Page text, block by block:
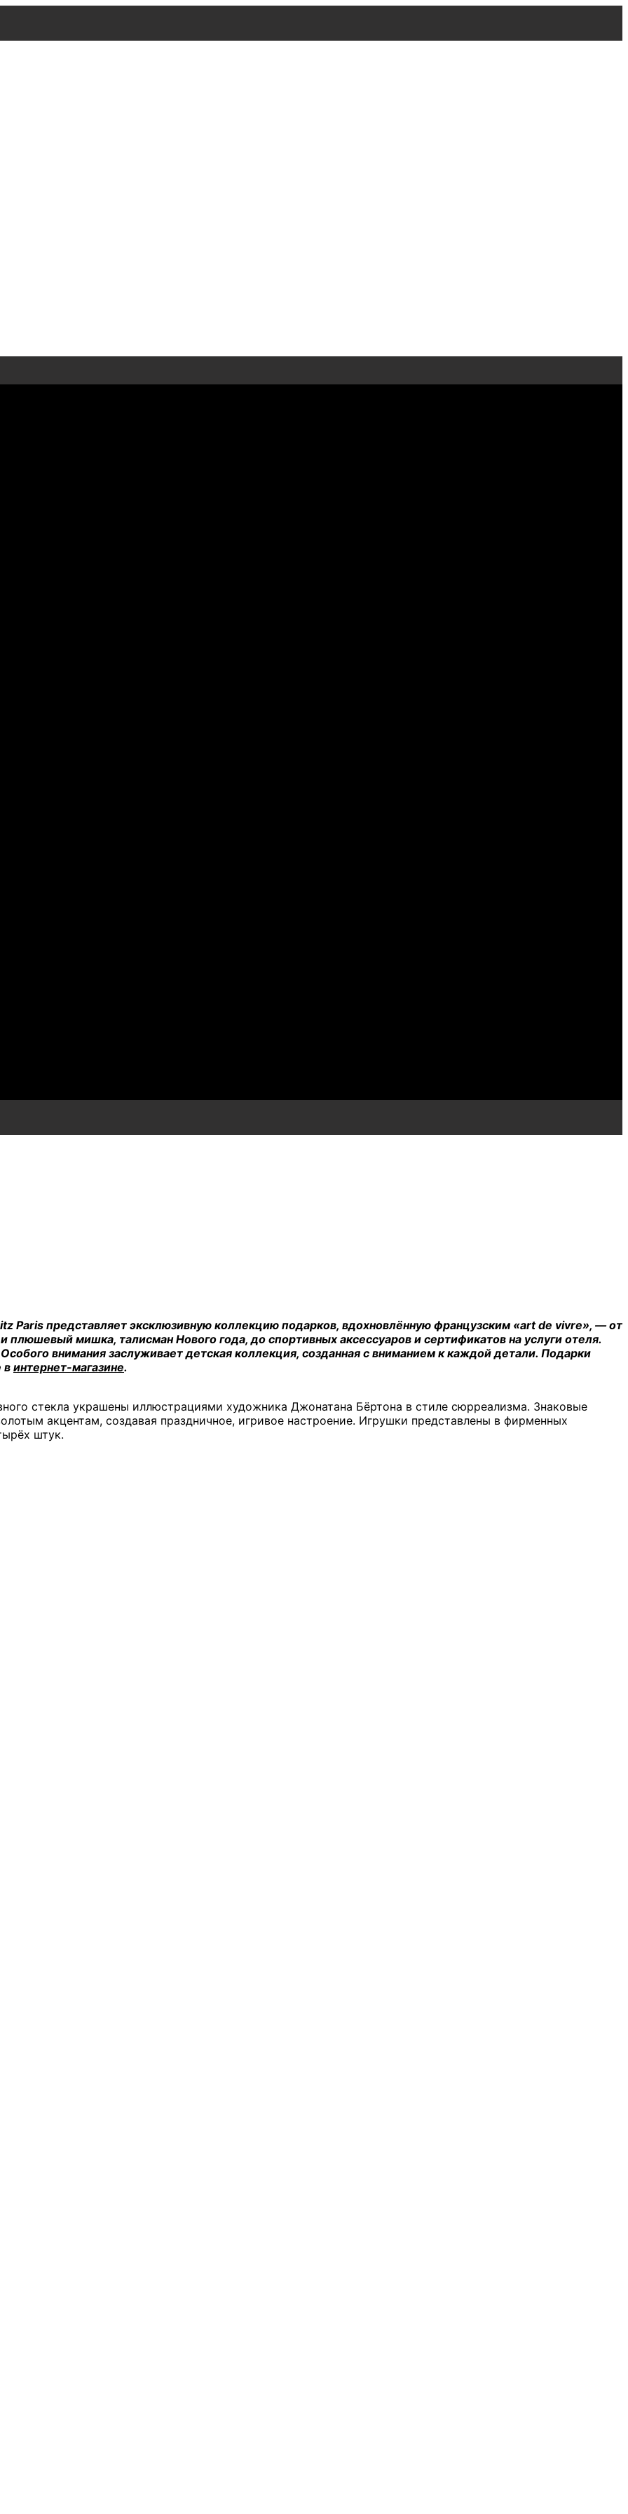
Paris представляет эксклюзивную коллекцию подарков, вдохновлённую французским «art de vivre», — от
плюшевый мишка, талисман Нового года, до спортивных аксессуаров и сертификатов на услуги отеля.
внимания заслуживает детская коллекция, созданная с вниманием к каждой детали. Подарки
в интернет-магазине.
стекла украшены иллюстрациями художника Джонатана Бёртона в стиле сюрреализма. Знаковые
акцентам, создавая праздничное, игривое настроение. Игрушки представлены в фирменных
штук.